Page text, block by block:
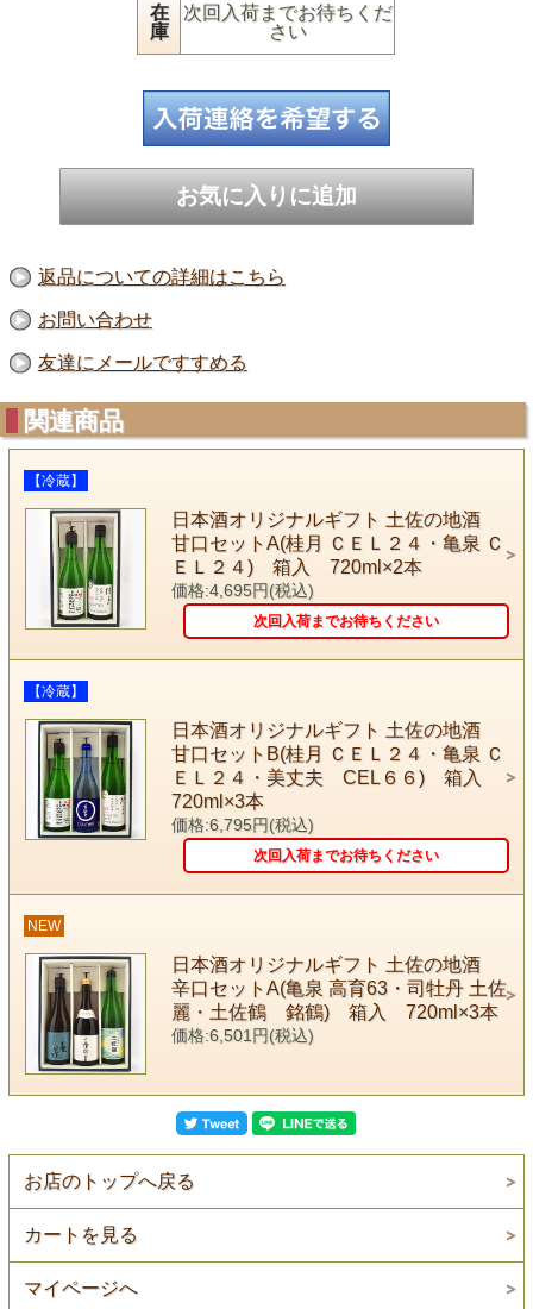
在
庫
次回入荷までお待ちくだ
さい
返品についての詳細はこちら
お問い合わせ
友達にメールですすめる
関連商品
【冷蔵】
日本酒オリジナルギフト 土佐の地酒
甘口セットA(桂月 ＣＥＬ２４・亀泉 Ｃ
ＥＬ２４) 箱入 720ml×2本
価格:4,695円(税込)
次回入荷までお待ちください
【冷蔵】
日本酒オリジナルギフト 土佐の地酒
甘口セットB(桂月 ＣＥＬ２４・亀泉 Ｃ
ＥＬ２４・美丈夫 CEL６６) 箱入
720ml×3本
価格:6,795円(税込)
次回入荷までお待ちください
NEW
日本酒オリジナルギフト 土佐の地酒
辛口セットA(亀泉 高育63・司牡丹 土佐
麗・土佐鶴 銘鶴) 箱入 720ml×3本
価格:6,501円(税込)
お店のトップへ戻る
カートを見る
マイページへ